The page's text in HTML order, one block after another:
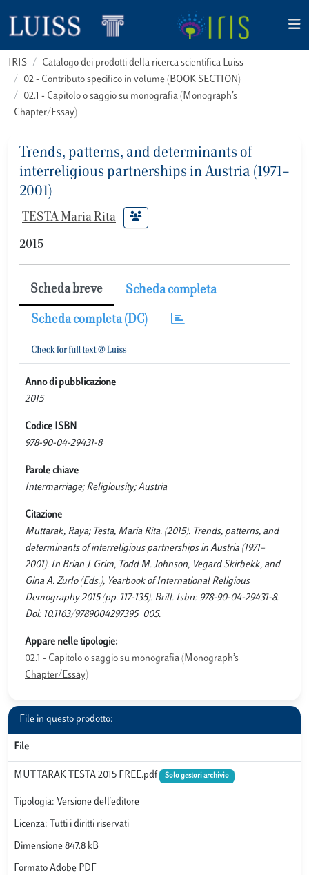
IRIS
Catalogo dei prodotti della ricerca scientifica Luiss
02 - Contributo specifico in volume (BOOK SECTION)
02.1 - Capitolo o saggio su monografia (Monograph’s
Chapter/Essay)
Trends, patterns, and determinants of
interreligious partnerships in Austria (1971–
2001)
TESTA Maria Rita
2015
Scheda breve Scheda completa
Scheda completa (DC)
Anno di pubblicazione
2015
Codice ISBN
978-90-04-29431-8
Parole chiave
Intermarriage; Religiousity; Austria
Citazione
Muttarak, Raya; Testa, Maria Rita. (2015). Trends, patterns, and
determinants of interreligious partnerships in Austria (1971–
2001). In Brian J. Grim, Todd M. Johnson, Vegard Skirbekk, and
Gina A. Zurlo (Eds.), Yearbook of International Religious
Demography 2015 (pp. 117-135). Brill. Isbn: 978-90-04-29431-8.
Doi: 10.1163/9789004297395_005.
Appare nelle tipologie:
02.1 - Capitolo o saggio su monografia (Monograph’s
Chapter/Essay)
File in questo prodotto:
File
MUTTARAK TESTA 2015 FREE.pdf Solo gestori archivio
Tipologia: Versione dell'editore
Licenza: Tutti i diritti riservati
Dimensione 847.8 kB
Formato Adobe PDF